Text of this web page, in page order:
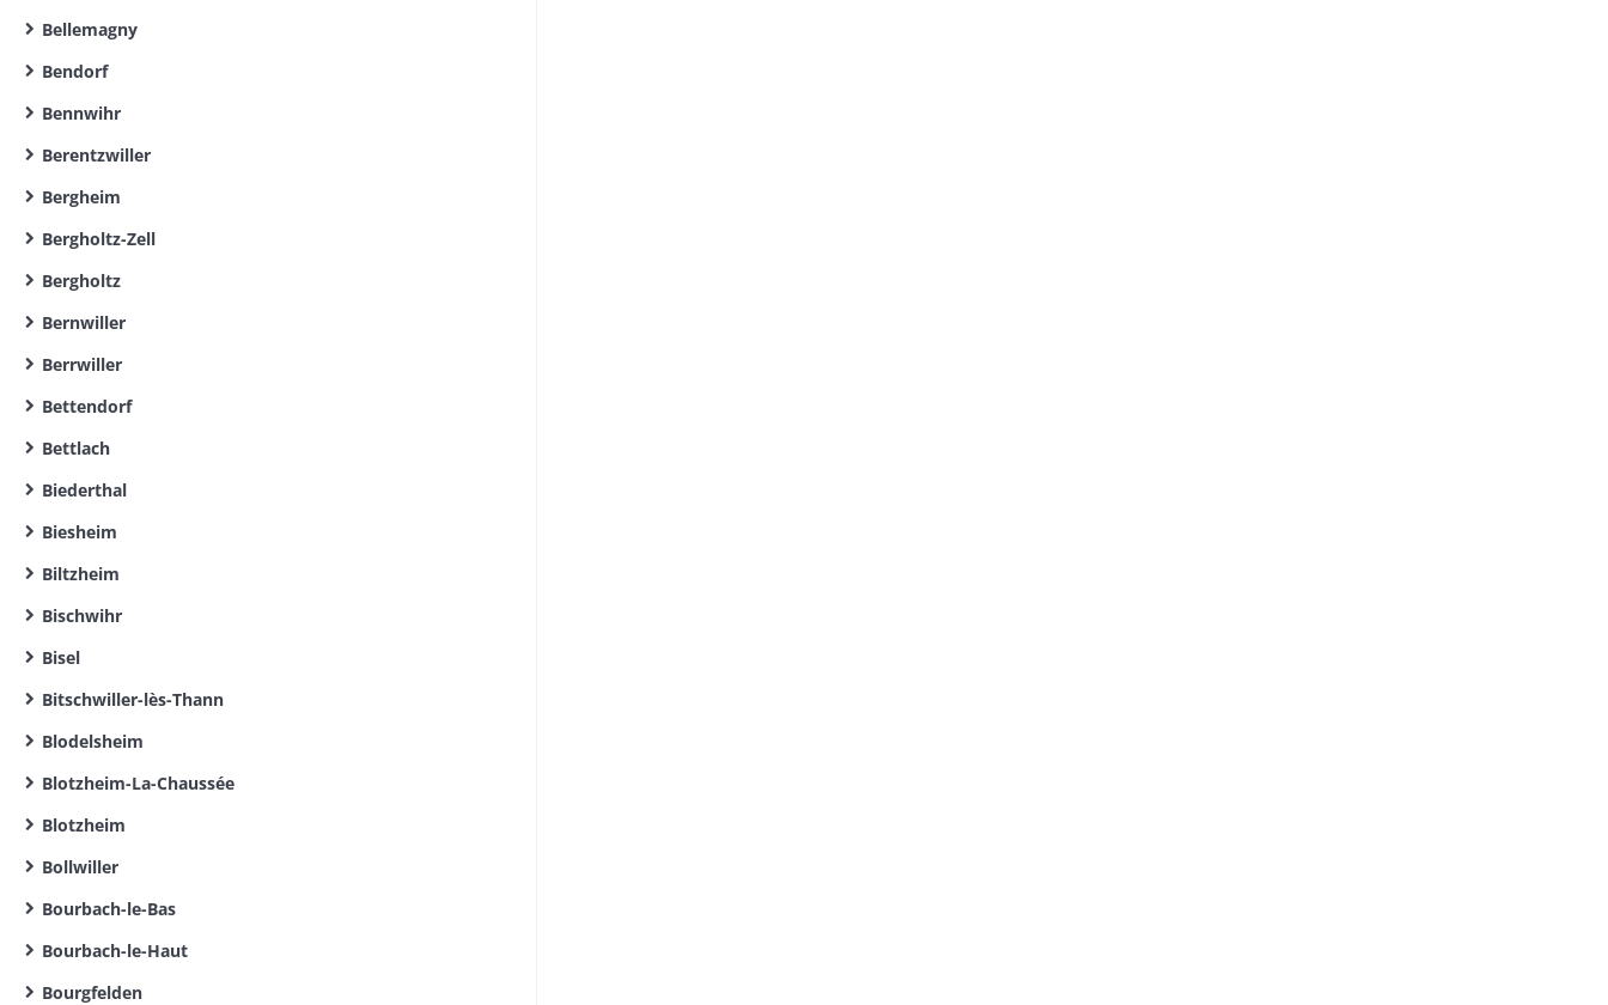
Bellemagny
Bendorf
Bennwihr
Berentzwiller
Bergheim
Bergholtz-Zell
Bergholtz
Bernwiller
Berrwiller
Bettendorf
Bettlach
Biederthal
Biesheim
Biltzheim
Bischwihr
Bisel
Bitschwiller-lès-Thann
Blodelsheim
Blotzheim-La-Chaussée
Blotzheim
Bollwiller
Bourbach-le-Bas
Bourbach-le-Haut
Bourgfelden